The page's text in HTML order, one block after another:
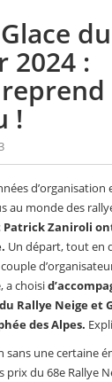
2024 :
reprend
!
d’organisation
au monde des
Patrick Zaniroli
Un départ, tout en
a choisi
Rallye Neige et
des Alpes.
sans une certaine
du 68e Rallye